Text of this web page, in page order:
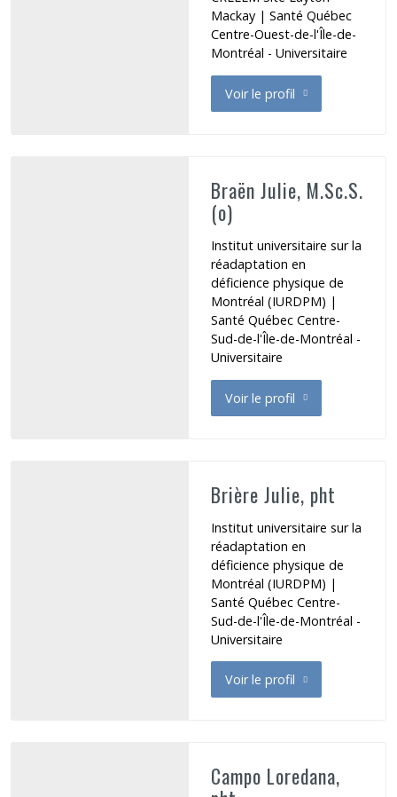
Mackay | Santé Québec
Centre-Ouest-de-l'Île-de-
Montréal - Universitaire
Voir le profil
de Boxerman Hana
Braën Julie, M.Sc.S.
(o)
Institut universitaire sur la
réadaptation en
déficience physique de
Montréal (IURDPM) |
Santé Québec Centre-
Sud-de-l'Île-de-Montréal -
Universitaire
Voir le profil
de Braën Julie
Brière Julie, pht
Institut universitaire sur la
réadaptation en
déficience physique de
Montréal (IURDPM) |
Santé Québec Centre-
Sud-de-l'Île-de-Montréal -
Universitaire
Voir le profil
de Brière Julie
Campo Loredana,